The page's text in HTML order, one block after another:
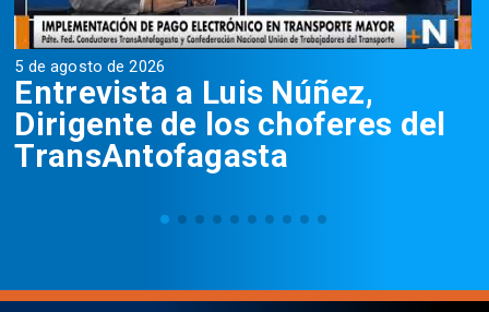
5 de agosto de 2026
Entrevista a Luis Núñez,
Dirigente de los choferes del
TransAntofagasta